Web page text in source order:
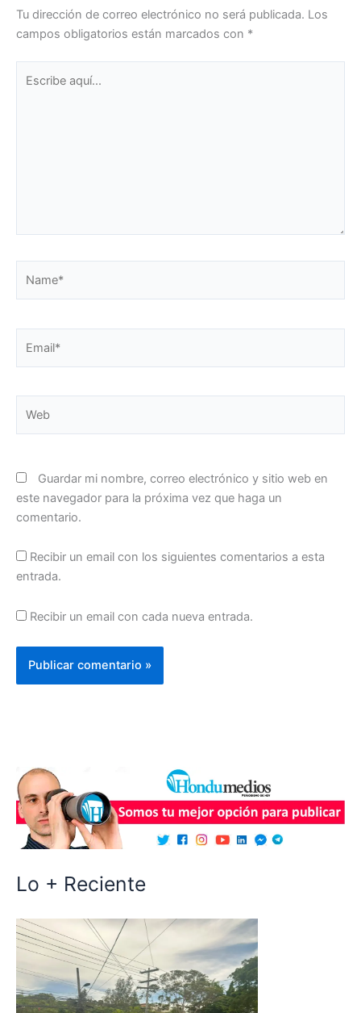
Tu dirección de correo electrónico no será publicada. Los
campos obligatorios están marcados con *
aquí...
Guardar mi nombre, correo electrónico y sitio web en
este navegador para la próxima vez que haga un
comentario.
Recibir un email con los siguientes comentarios a esta
entrada.
Recibir un email con cada nueva entrada.
Lo + Reciente